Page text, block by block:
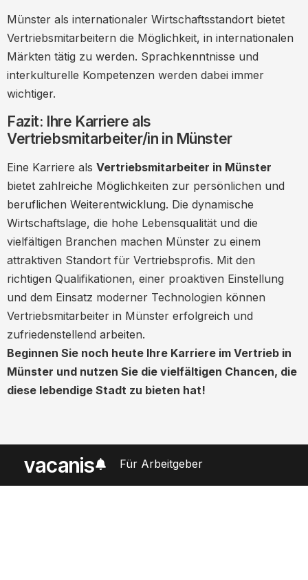
Münster als internationaler Wirtschaftsstandort bietet
Vertriebsmitarbeitern die Möglichkeit, in internationalen
Märkten tätig zu werden. Sprachkenntnisse und
interkulturelle Kompetenzen werden dabei immer
wichtiger.
Fazit: Ihre Karriere als
Vertriebsmitarbeiter/in in Münster
Eine Karriere als Vertriebsmitarbeiter in Münster
bietet zahlreiche Möglichkeiten zur persönlichen und
beruflichen Weiterentwicklung. Die dynamische
Wirtschaftslage, die hohe Lebensqualität und die
vielfältigen Branchen machen Münster zu einem
attraktiven Standort für Vertriebsprofis. Mit den
richtigen Qualifikationen, einer proaktiven Einstellung
und dem Einsatz moderner Technologien können
Vertriebsmitarbeiter in Münster erfolgreich und
zufriedenstellend arbeiten.
Beginnen Sie noch heute Ihre Karriere im Vertrieb in
Münster und nutzen Sie die vielfältigen Chancen, die
diese lebendige Stadt zu bieten hat!
vacanis Für Arbeitgeber